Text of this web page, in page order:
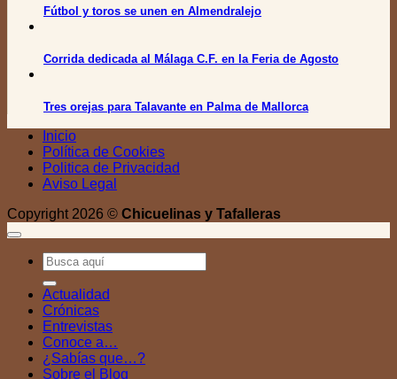
Fútbol y toros se unen en Almendralejo
Corrida dedicada al Málaga C.F. en la Feria de Agosto
Tres orejas para Talavante en Palma de Mallorca
Inicio
Política de Cookies
Politica de Privacidad
Aviso Legal
Copyright 2026 © Chicuelinas y Tafalleras
Actualidad
Crónicas
Entrevistas
Conoce a…
¿Sabías que…?
Sobre el Blog